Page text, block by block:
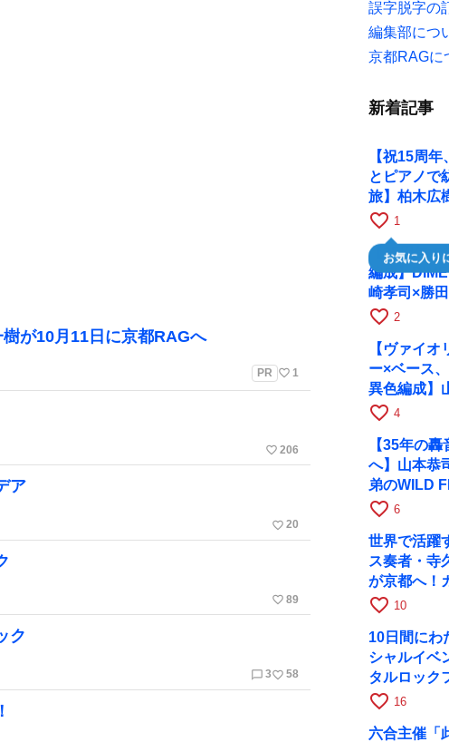
が10月11日に京都RAGへ
PR favorite_border 1
favorite_border 206
ア
favorite_border 20
favorite_border 89
ク
chat_bubble_outline 3favorite_border 58
誤字脱字の
編集部につ
京都RAGに
新着記事
【祝15周年
とピアノで
旅】柏木広
一が11月12
RAGへ
favorite_border 1
お気に入り
【35周年で
編成】
崎孝司×勝
月11日に京
favorite_border 2
【ヴァイオ
ー×ベース
異色編成】
が初全国ツ
favorite_border 4
【35年の
へ】山本恭
弟のWILD
月6日に
favorite_border 6
世界で活躍
ス奏者・寺
が京都へ！
ト・ツアー
favorite_border 10
10日間にわ
シャルイベ
タルロック
開催！総勢
favorite_border 16
六合主催「